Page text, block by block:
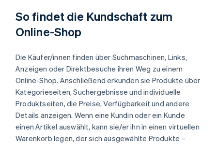
So findet die Kundschaft zum
Online-Shop
Die Käufer/innen finden über Suchmaschinen, Links,
Anzeigen oder Direktbesuche ihren Weg zu einem
Online-Shop. Anschließend erkunden sie Produkte über
Kategorieseiten, Suchergebnisse und individuelle
Produktseiten, die Preise, Verfügbarkeit und andere
Details anzeigen. Wenn eine Kundin oder ein Kunde
einen Artikel auswählt, kann sie/er ihn in einen virtuellen
Warenkorb legen, der sich ausgewählte Produkte –